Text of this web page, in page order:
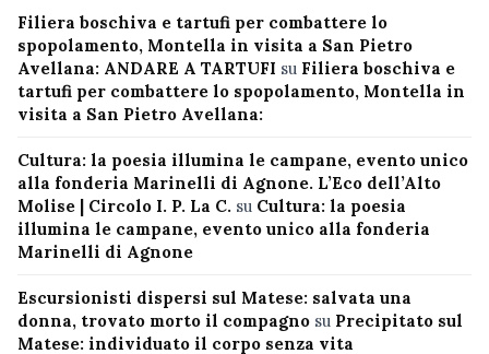
Filiera boschiva e tartufi per combattere lo
spopolamento, Montella in visita a San Pietro
Avellana: ANDARE A TARTUFI su Filiera boschiva e
tartufi per combattere lo spopolamento, Montella in
visita a San Pietro Avellana:
Cultura: la poesia illumina le campane, evento unico
alla fonderia Marinelli di Agnone. L’Eco dell’Alto
Molise | Circolo I. P. La C. su Cultura: la poesia
illumina le campane, evento unico alla fonderia
Marinelli di Agnone
Escursionisti dispersi sul Matese: salvata una
donna, trovato morto il compagno su Precipitato sul
Matese: individuato il corpo senza vita